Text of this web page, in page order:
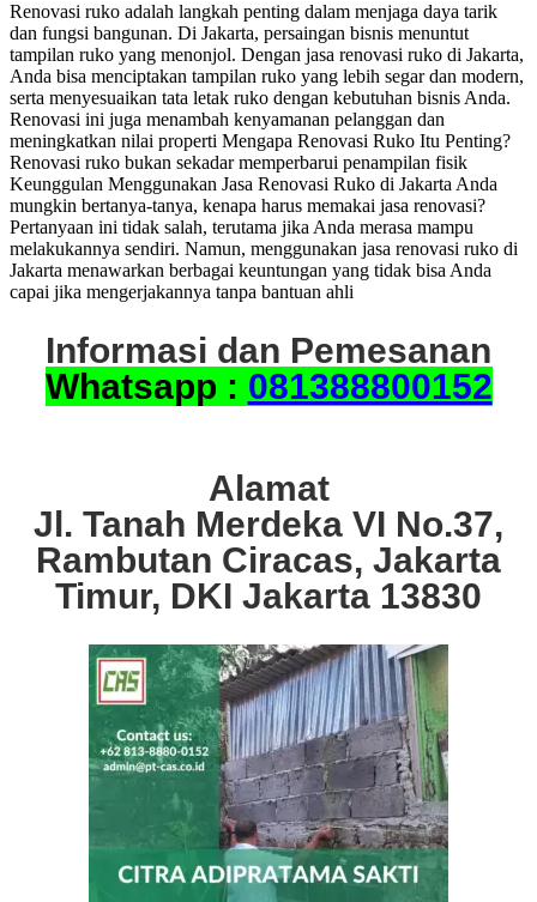
Renovasi ruko adalah langkah penting dalam menjaga daya tarik
dan fungsi bangunan. Di Jakarta, persaingan bisnis menuntut
tampilan ruko yang menonjol. Dengan jasa renovasi ruko di Jakarta,
Anda bisa menciptakan tampilan ruko yang lebih segar dan modern,
serta menyesuaikan tata letak ruko dengan kebutuhan bisnis Anda.
Renovasi ini juga menambah kenyamanan pelanggan dan
meningkatkan nilai properti Mengapa Renovasi Ruko Itu Penting?
Renovasi ruko bukan sekadar memperbarui penampilan fisik
Keunggulan Menggunakan Jasa Renovasi Ruko di Jakarta Anda
mungkin bertanya-tanya, kenapa harus memakai jasa renovasi?
Pertanyaan ini tidak salah, terutama jika Anda merasa mampu
melakukannya sendiri. Namun, menggunakan jasa renovasi ruko di
Jakarta menawarkan berbagai keuntungan yang tidak bisa Anda
capai jika mengerjakannya tanpa bantuan ahli
Informasi dan Pemesanan
Whatsapp : 081388800152
Alamat
Jl. Tanah Merdeka VI No.37,
Rambutan Ciracas, Jakarta
Timur, DKI Jakarta 13830